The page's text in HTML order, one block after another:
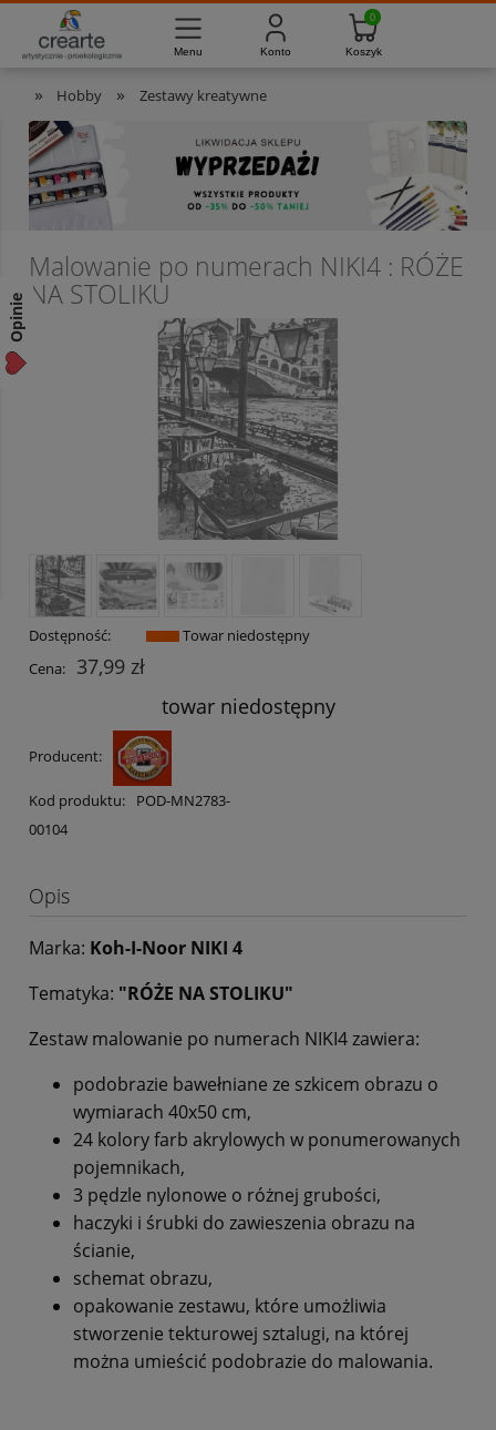
» Hobby » Zestawy kreatywne
Malowanie po numerach NIKI4 : RÓŻE
NA STOLIKU
Dostępność:
Towar niedostępny
Cena:
37,99 zł
towar niedostępny
Producent:
Kod produktu:
POD-MN2783-
00104
Opis
Marka: Koh-I-Noor NIKI 4
Tematyka: "RÓŻE NA STOLIKU"
Zestaw malowanie po numerach NIKI4 zawiera:
podobrazie bawełniane ze szkicem obrazu o
wymiarach 40x50 cm,
24 kolory farb akrylowych w ponumerowanych
pojemnikach,
3 pędzle nylonowe o różnej grubości,
haczyki i śrubki do zawieszenia obrazu na
ścianie,
schemat obrazu,
opakowanie zestawu, które umożliwia
stworzenie tekturowej sztalugi, na której
można umieścić podobrazie do malowania.
Masz pytania? 733-012-789 Pon. - Pt. 8:00 - 16:00
Opinie